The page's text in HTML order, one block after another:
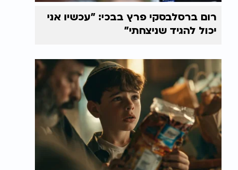
רום ברסלבסקי פרץ בבכי: "עכשיו אני
יכול להגיד שניצחתי"